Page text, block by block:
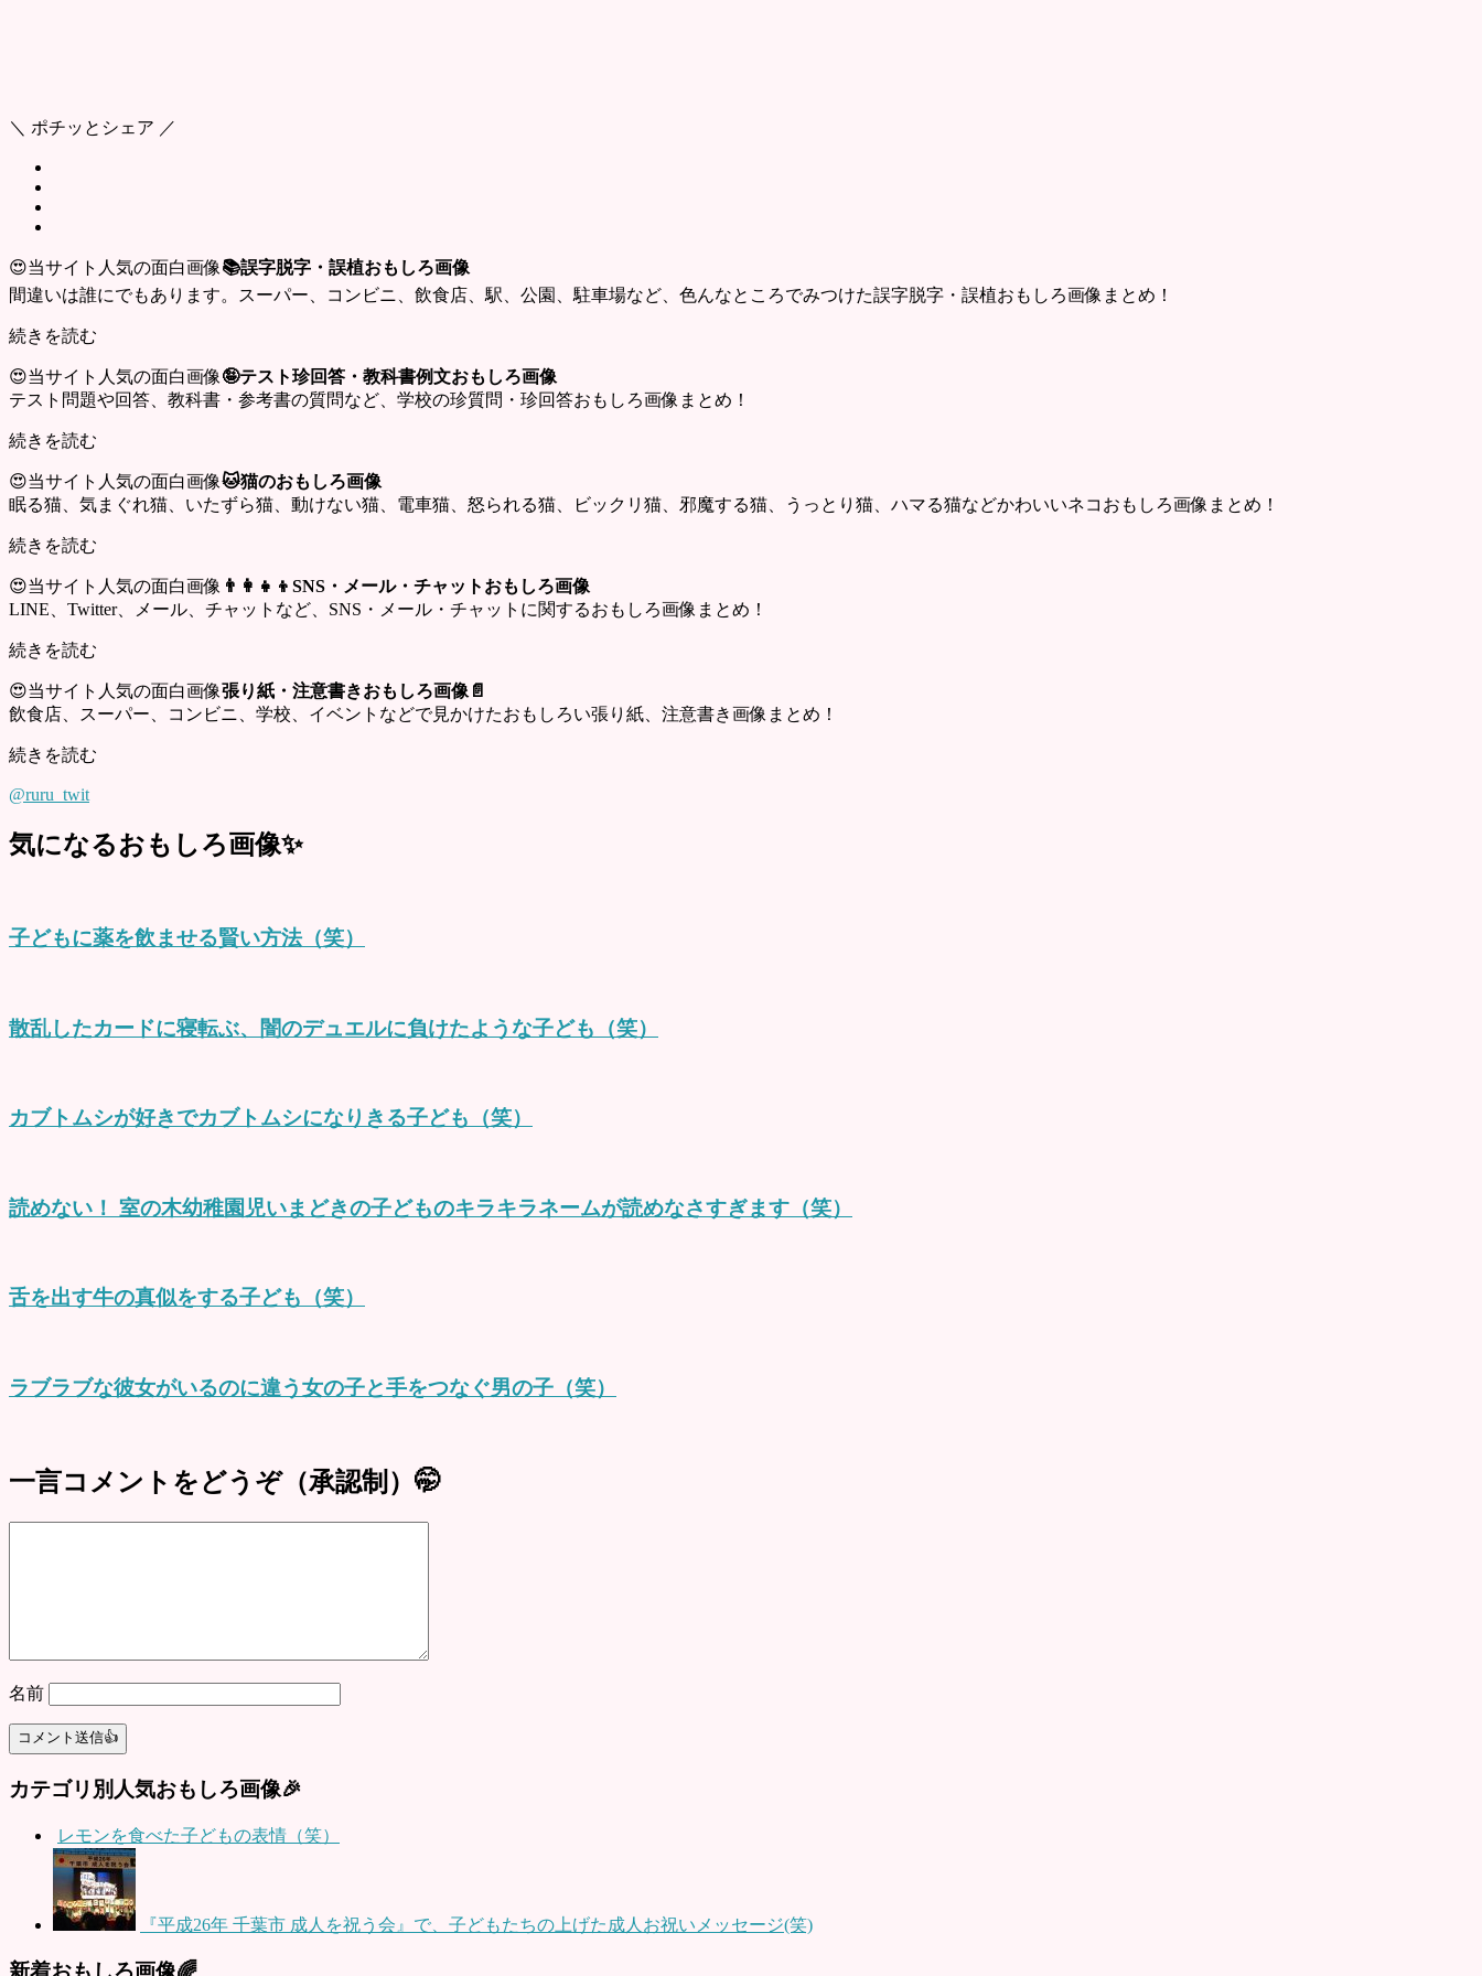
＼ ポチッとシェア ／
😍当サイト人気の面白画像📚誤字脱字・誤植おもしろ画像
間違いは誰にでもあります。スーパー、コンビニ、飲食店、駅、公園、駐車場など、色んなところでみつけた誤字脱字・誤植おもしろ画像まとめ！
続きを読む
😍当サイト人気の面白画像🤪テスト珍回答・教科書例文おもしろ画像
テスト問題や回答、教科書・参考書の質問など、学校の珍質問・珍回答おもしろ画像まとめ！
続きを読む
😍当サイト人気の面白画像🐱猫のおもしろ画像
眠る猫、気まぐれ猫、いたずら猫、動けない猫、電車猫、怒られる猫、ビックリ猫、邪魔する猫、うっとり猫、ハマる猫などかわいいネコおもしろ画像まとめ！
続きを読む
😍当サイト人気の面白画像 👨‍👩‍👧‍👦SNS・メール・チャットおもしろ画像
LINE、Twitter、メール、チャットなど、SNS・メール・チャットに関するおもしろ画像まとめ！
続きを読む
😍当サイト人気の面白画像張り紙・注意書きおもしろ画像📄
飲食店、スーパー、コンビニ、学校、イベントなどで見かけたおもしろい張り紙、注意書き画像まとめ！
続きを読む
@ruru_twit
気になるおもしろ画像✨
子どもに薬を飲ませる賢い方法（笑）
散乱したカードに寝転ぶ、闇のデュエルに負けたような子ども（笑）
カブトムシが好きでカブトムシになりきる子ども（笑）
読めない！ 室の木幼稚園児いまどきの子どものキラキラネームが読めなさすぎます（笑）
舌を出す牛の真似をする子ども（笑）
ラブラブな彼女がいるのに違う女の子と手をつなぐ男の子（笑）
一言コメントをどうぞ（承認制）🤭
名前
カテゴリ別人気おもしろ画像🎉
レモンを食べた子どもの表情（笑）
『平成26年 千葉市 成人を祝う会』で、子どもたちの上げた成人お祝いメッセージ(笑)
新着おもしろ画像🌈